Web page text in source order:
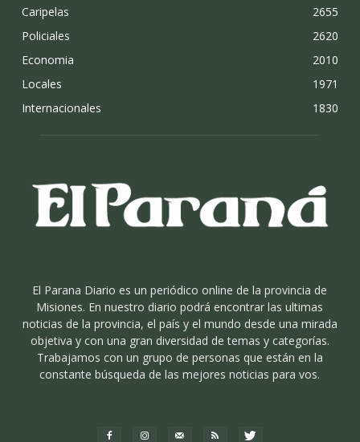
Caripelas
2655
Policiales
2620
Economia
2010
Locales
1971
Internacionales
1830
El Parana Diario es un periódico online de la provincia de
Misiones. En nuestro diario podrá encontrar las ultimas
noticias de la provincia, el país y el mundo desde una mirada
objetiva y con una gran diversidad de temas y categorías.
Trabajamos con un grupo de personas que están en la
constante búsqueda de las mejores noticias para vos.